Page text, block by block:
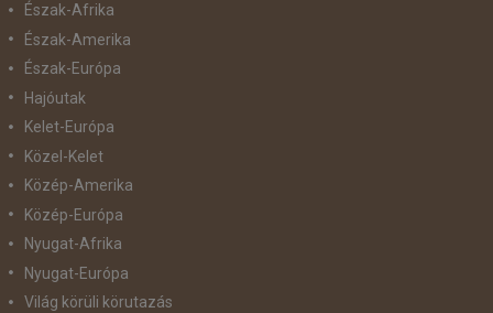
Észak-Afrika
Észak-Amerika
Észak-Európa
Hajóutak
Kelet-Európa
Közel-Kelet
Közép-Amerika
Közép-Európa
Nyugat-Afrika
Nyugat-Európa
Világ körüli körutazás